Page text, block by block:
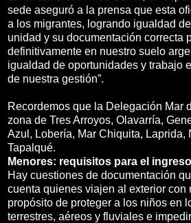
sede aseguró a la prensa que esta
a los migrantes, logrando igualdad
unidad y su documentación correcta
definitivamente en nuestro suelo
igualdad de oportunidades y trabajo
de nuestra gestión”.
Recordemos que la Delegación Mar
zona de Tres Arroyos, Olavarría,
Azul, Lobería, Mar Chiquita, Laprida,
Tapalqué.
Menores: requisitos para el
Hay cuestiones de documentación
cuenta quienes viajen al exterior con
propósito de proteger a los niños en
terrestres, aéreos y fluviales e